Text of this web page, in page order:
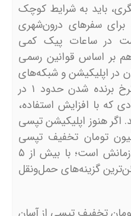
باید به شرایط کوچک
سفرهای درون‌شهری
در ساعات پیک کمی
بر اساس قوانین رسمی
در اپلیکیشن و شبکه‌های
اجتماعی تپسی. تا کنون، نرخ برنده شدن حدود ۱ در
که با افزایش استفاده،
اگر هنوز اپلیکیشن تپسی
نکرده‌اید، از ۱ میلیون تومان تخفیف تپسی
استفاده کنید و همین حالا زمانش است؛ با بیش از ۵
گزینه‌های حمل‌ونقل